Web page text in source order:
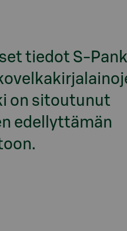
tiedot S-
on sitoutunut
edellyttämän